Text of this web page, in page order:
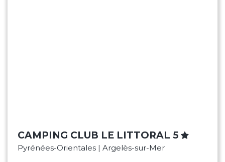
CAMPING CLUB LE LITTORAL 5
Pyrénées-Orientales | Argelès-sur-Mer